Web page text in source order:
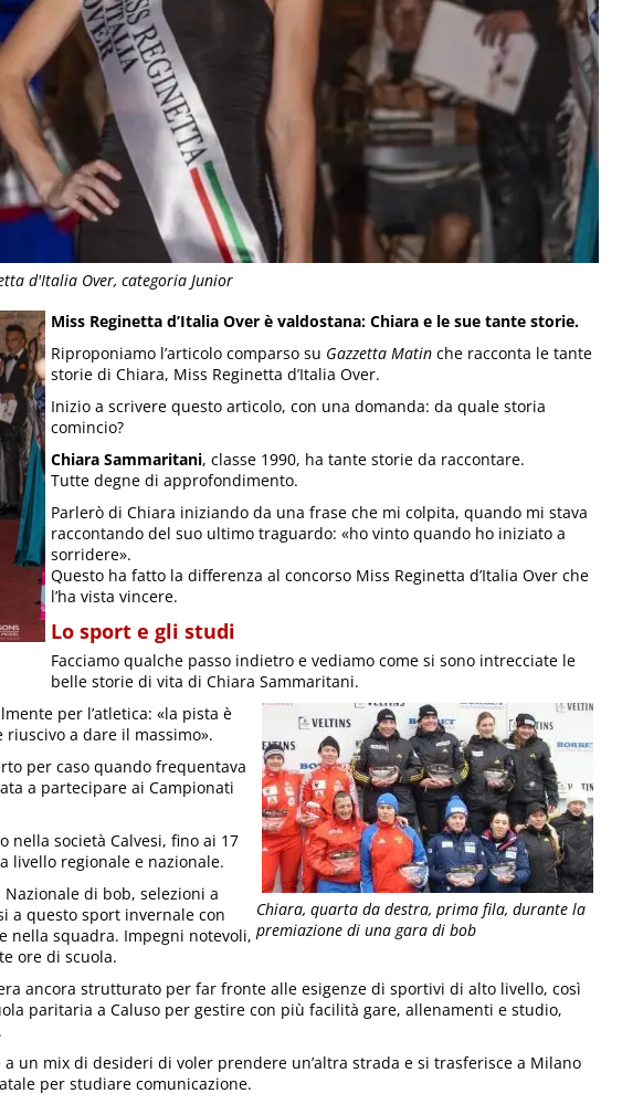
d'Italia Over, categoria Junior
Miss Reginetta d’Italia Over è valdostana: Chiara e le sue tante storie.
Riproponiamo l’articolo comparso su Gazzetta Matin che racconta le tante
storie di Chiara, Miss Reginetta d’Italia Over.
Inizio a scrivere questo articolo, con una domanda: da quale storia
comincio?
Chiara Sammaritani, classe 1990, ha tante storie da raccontare.
Tutte degne di approfondimento.
Parlerò di Chiara iniziando da una frase che mi colpita, quando mi stava
raccontando del suo ultimo traguardo: «ho vinto quando ho iniziato a
sorridere».
Questo ha fatto la differenza al concorso Miss Reginetta d’Italia Over che
l’ha vista vincere.
Lo sport e gli studi
Facciamo qualche passo indietro e vediamo come si sono intrecciate le
belle storie di vita di Chiara Sammaritani.
Chiara, quarta da destra, prima fila, durante la
premiazione di una gara di bob
per l’atletica: «la pista è
a dare il massimo».
per caso quando frequentava
a partecipare ai Campionati
nella società Calvesi, fino ai 17
livello regionale e nazionale.
di bob, selezioni a
a questo sport invernale con
nella squadra. Impegni notevoli,
ore di scuola.
ancora strutturato per far fronte alle esigenze di sportivi di alto livello, così
paritaria a Caluso per gestire con più facilità gare, allenamenti e studio,
un mix di desideri di voler prendere un’altra strada e si trasferisce a Milano
per studiare comunicazione.